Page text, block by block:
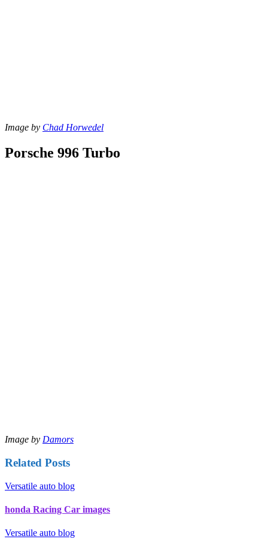
Image by Chad Horwedel
Porsche 996 Turbo
Image by Damors
Related Posts
Versatile auto blog
honda Racing Car images
Versatile auto blog